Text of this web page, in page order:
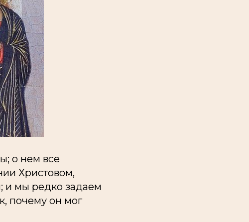
о нем все
Христовом,
и мы редко задаем
почему он мог